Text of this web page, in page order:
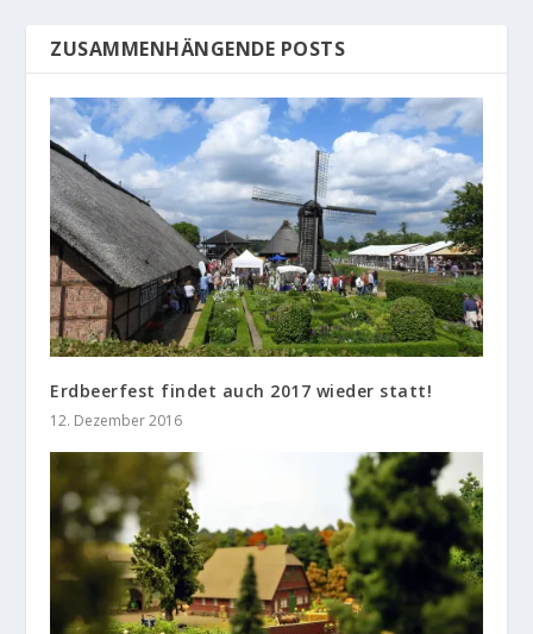
ZUSAMMENHÄNGENDE POSTS
Erdbeerfest findet auch 2017 wieder statt!
12. Dezember 2016